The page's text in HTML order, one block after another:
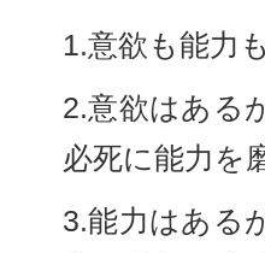
1.意欲も能力
2.意欲はある
必死に能力を
3.能力はある